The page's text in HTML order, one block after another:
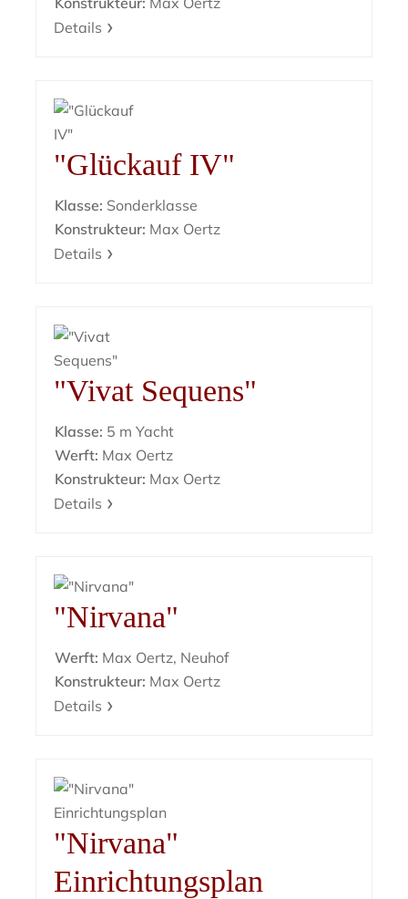
Details
"Glückauf IV"
Klasse: Sonderklasse
Konstrukteur: Max Oertz
Details
"Vivat Sequens"
Klasse: 5 m Yacht
Werft: Max Oertz
Konstrukteur: Max Oertz
Details
"Nirvana"
Werft: Max Oertz, Neuhof
Konstrukteur: Max Oertz
Details
"Nirvana"
Einrichtungsplan